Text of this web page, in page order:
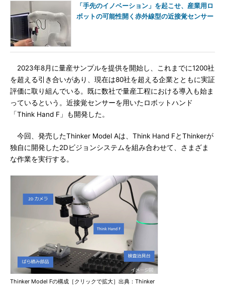
「手先のイノベーション」を起こせ、産業用ロ
ボットの可能性開く赤外線型の近接覚センサー
2023年8月に量産サンプルを提供を開始し、これまでに1200社
を超える引き合いがあり、現在は80社を超える企業とともに実証
評価に取り組んでいる。既に数社で量産工程における導入も始ま
っているという。近接覚センサーを用いたロボットハンド
「Think Hand F」も開発した。
今回、発売したThinker Model Aは、Think Hand FとThinkerが
独自に開発した2Dビジョンシステムを組み合わせて、さまざま
な作業を実行する。
Thinker Model Fの構成［クリックで拡大］出典：Thinker